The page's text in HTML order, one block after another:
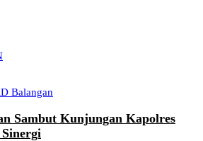
Balangan
Sambut Kunjungan Kapolres